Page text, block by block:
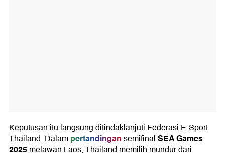
Keputusan itu langsung ditindaklanjuti Federasi E-Sport
Thailand. DalampertandingansemifinalSEA Games
2025melawan Laos, Thailand memilih mundur dari